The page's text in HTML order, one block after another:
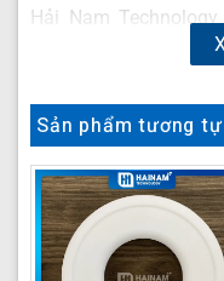
Hải Nam
bơm màng và phụ
được tư vấn:
Phụ tùng bơm màng
Sản phẩm tương tự